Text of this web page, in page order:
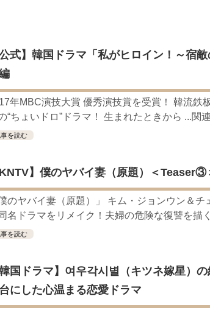
イキング03 ハン・イェスル
ジェ 조현재 九尾狐外伝 制作発表会
ン・ マーズ」2019年11月2日TSUTAYAにて先行レンタル開始！
The Scene Hyun Bin 현빈❤️ 손예진 Son Ye Jin-Crash
サン、番組にも登場した愛猫が急死…イ・ソンギョンら同僚芸
ンの影絵遊び！？「黒騎士～永遠の約束～」メイキングを一
除せよ」女優キム・ユジョン、「健康がとても回復…痩せた
ムユジョンの熱愛彼氏はあの大物俳優
ン、新ドラマ「まず熱く掃除せよ」に出演確定…“台本を見た
ミョンゴ エンディング
15 「成均館 5話」
の王妃(7일의 왕비)OST – 정기고 (Junggigo) – 그리고 그려도
ヨン、突然の熱愛宣言…「キム秘書がなぜそうか」出演で話題
相互RSS
公式】韓国ドラマ「私がヒロイン！～宿
年MBC演技大賞 優秀演技賞を受賞！ 韓流鉄
“ちょいドロ”ドラマ！ 生まれたときから ...関
を読む
KNTV】僕のヤバイ妻（原題）＜Teaser③
僕のヤバイ妻（原題）」 キム・ジョンウン＆
名ドラマをリメイク！夫婦の危険な復讐を描
を読む
韓国ドラマ】여우각시별（キツネ嫁星）
にした心温まる恋愛ドラマ